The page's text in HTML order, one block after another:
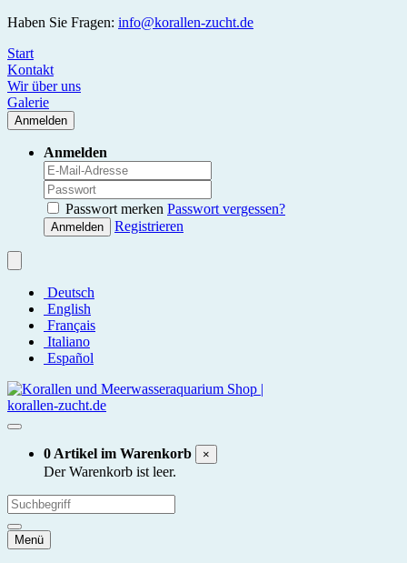
Haben Sie Fragen: info@korallen-zucht.de
Start
Kontakt
Wir über uns
Galerie
Anmelden
Anmelden
Passwort merken Passwort vergessen?
Anmelden Registrieren
Deutsch
English
Français
Italiano
Español
0 Artikel im Warenkorb ×
Der Warenkorb ist leer.
Menü